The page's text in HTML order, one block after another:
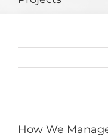
Image
How We